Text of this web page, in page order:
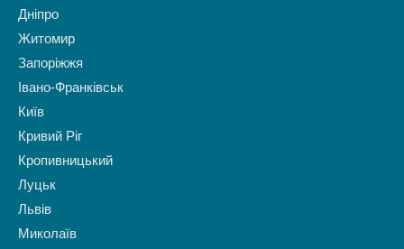
Дніпро
Житомир
Запоріжжя
Івано-Франківськ
Київ
Кривий Ріг
Кропивницький
Луцьк
Львів
Миколаїв